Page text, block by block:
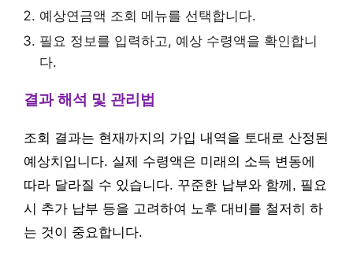
예상연금액 조회 메뉴를 선택합니다.
필요 정보를 입력하고, 예상 수령액을 확인합니
다.
결과 해석 및 관리법
조회 결과는 현재까지의 가입 내역을 토대로 산정된
예상치입니다. 실제 수령액은 미래의 소득 변동에
따라 달라질 수 있습니다. 꾸준한 납부와 함께, 필요
시 추가 납부 등을 고려하여 노후 대비를 철저히 하
는 것이 중요합니다.